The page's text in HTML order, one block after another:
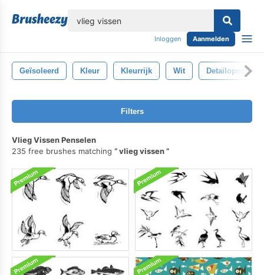
Inloggen Aanmelden
Geïsoleerd Kleur Kleurrijk Wit Detailopname
Filters
Vlieg Vissen Penselen
235 free brushes matching
vlieg vissen